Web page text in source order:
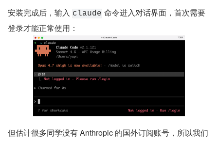
安装完成后，输入 claude 命令进入对话界面，首次需要
登录才能正常使用：
但估计很多同学没有 Anthropic 的国外订阅账号，所以我们